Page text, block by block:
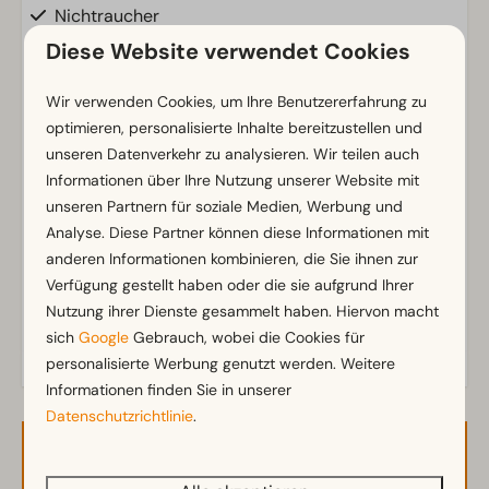
Nichtraucher
WLAN (gratis)
Badezimmer
Separate Toiletten: 1
Badezimmer unten: 1
Dusche
Regendusche
Toiletten im Badezimmer: 1
Außenbereich
Sonnenschirm
Terrasse
Garten
Zeig mehr ↓
Verfügbarkeit und Preis
Diese Website verwendet Cookies
Wir verwenden Cookies, um Ihre Benutzererfahrung zu
optimieren, personalisierte Inhalte bereitzustellen und
unseren Datenverkehr zu analysieren. Wir teilen auch
Informationen über Ihre Nutzung unserer Website mit
unseren Partnern für soziale Medien, Werbung und
Analyse. Diese Partner können diese Informationen mit
anderen Informationen kombinieren, die Sie ihnen zur
Verfügung gestellt haben oder die sie aufgrund Ihrer
Nutzung ihrer Dienste gesammelt haben. Hiervon macht
sichGoogle Gebrauch, wobei die Cookies für
personalisierte Werbung genutzt werden. Weitere
Informationen finden Sie in unserer
Datenschutzrichtlinie.